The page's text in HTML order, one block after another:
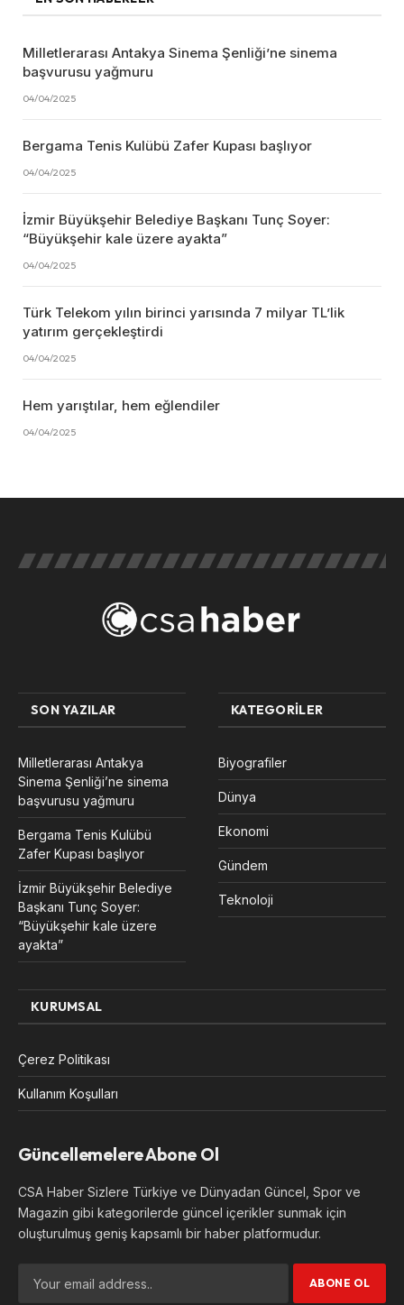
Milletlerarası Antakya Sinema Şenliği’ne sinema
başvurusu yağmuru
04/04/2025
Bergama Tenis Kulübü Zafer Kupası başlıyor
04/04/2025
İzmir Büyükşehir Belediye Başkanı Tunç Soyer:
“Büyükşehir kale üzere ayakta”
04/04/2025
Türk Telekom yılın birinci yarısında 7 milyar TL’lik
yatırım gerçekleştirdi
04/04/2025
Hem yarıştılar, hem eğlendiler
04/04/2025
SON YAZILAR
Milletlerarası Antakya
Sinema Şenliği’ne sinema
başvurusu yağmuru
Bergama Tenis Kulübü
Zafer Kupası başlıyor
İzmir Büyükşehir Belediye
Başkanı Tunç Soyer:
“Büyükşehir kale üzere
ayakta”
KATEGORILER
Biyografiler
Dünya
Ekonomi
Gündem
Teknoloji
KURUMSAL
Çerez Politikası
Kullanım Koşulları
Güncellemelere Abone Ol
CSA Haber Sizlere Türkiye ve Dünyadan Güncel, Spor ve
Magazin gibi kategorilerde güncel içerikler sunmak için
oluşturulmuş geniş kapsamlı bir haber platformudur.